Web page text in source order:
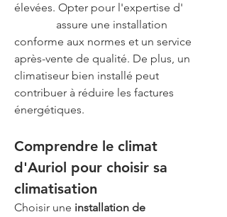
élevées. Opter pour l'expertise d'
assure une installation
conforme aux normes et un service
après-vente de qualité. De plus, un
climatiseur bien installé peut
contribuer à réduire les factures
énergétiques.
Comprendre le climat
d'Auriol pour choisir sa
climatisation
Choisir une installation de